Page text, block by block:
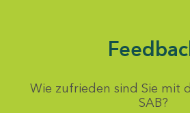
Wie zufrieden sind Sie mit
SAB?